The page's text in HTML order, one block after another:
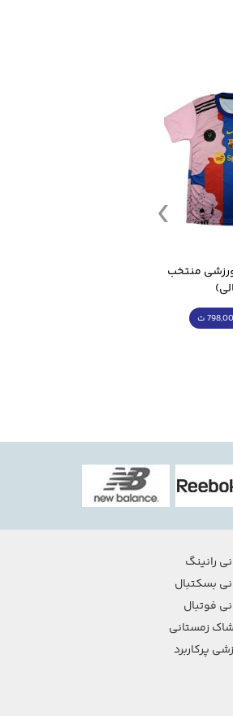
ست گرمکن شلوار ورزشی سالامون مشکی
ت
رانینگ
بسکتبال
فوتبال
زمستانی
پرکاربرد